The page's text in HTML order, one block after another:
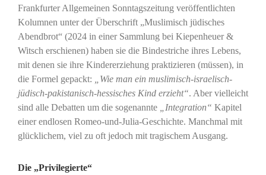
Frankfurter Allgemeinen Sonntagszeitung veröffentlichten
Kolumnen unter der Überschrift „Muslimisch jüdisches
Abendbrot“ (2024 in einer Sammlung bei Kiepenheuer &
Witsch erschienen) haben sie die Bindestriche ihres Lebens,
mit denen sie ihre Kindererziehung praktizieren (müssen), in
die Formel gepackt:
„Wie man ein muslimisch-israelisch-
jüdisch-pakistanisch-hessisches Kind erzieht“. Aber vielleicht
sind alle Debatten um die sogenannte
„Integration“ Kapitel
einer endlosen Romeo-und-Julia-Geschichte. Manchmal mit
glücklichem, viel zu oft jedoch mit tragischem Ausgang.
Die „Privilegierte“